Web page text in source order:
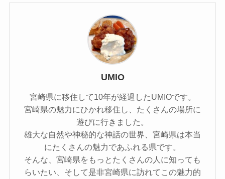
UMIO
宮崎県に移住して10年が経過したUMIOです。
宮崎県の魅力にひかれ移住し、たくさんの場所に
遊びに行きました。
雄大な自然や神秘的な神話の世界、宮崎県は本当
にたくさんの魅力であふれる県です。
そんな、宮崎県をもっとたくさんの人に知っても
らいたい、そして是非宮崎県に訪れてこの魅力的